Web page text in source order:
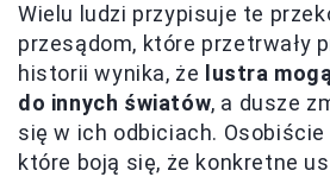
Wielu ludzi przypisuje te
przesądom, które przetrwały
historii wynika, że
lustra
do innych światów, a dusze
się w ich odbiciach. Osobiście
które boją się, że konkretne